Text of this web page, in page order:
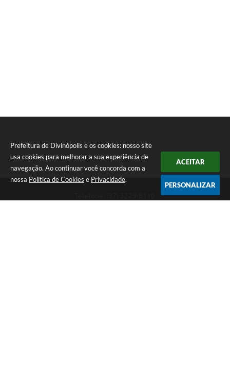
Prefeitura de Divinópolis e os cookies: nosso site
usa cookies para melhorar a sua experiência de
navegação. Ao continuar você concorda com a
nossa Política de Cookies e Privacidade.
ACEITAR
PERSONALIZAR